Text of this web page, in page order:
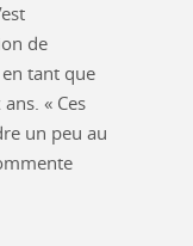
de
tant que
« Ces
un peu au